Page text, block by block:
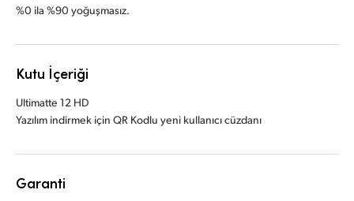
%0 ila %90 yoğuşmasız.
Kutu İçeriği
Ultimatte 12 HD
Yazılım indirmek için QR Kodlu yeni kullanıcı cüzdanı
Garanti